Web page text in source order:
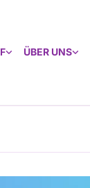
ÜBER UNS